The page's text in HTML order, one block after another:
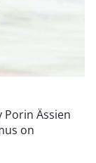
Porin Ässien
on